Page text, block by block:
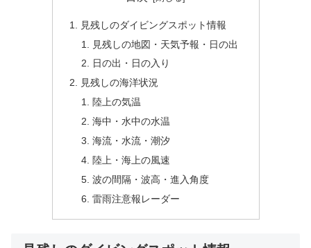
見残しのダイビングスポット情報
見残しの地図・天気予報・日の出
日の出・日の入り
見残しの海洋状況
陸上の気温
海中・水中の水温
海流・水流・潮汐
陸上・海上の風速
波の間隔・波高・進入角度
雷雨注意報レーダー